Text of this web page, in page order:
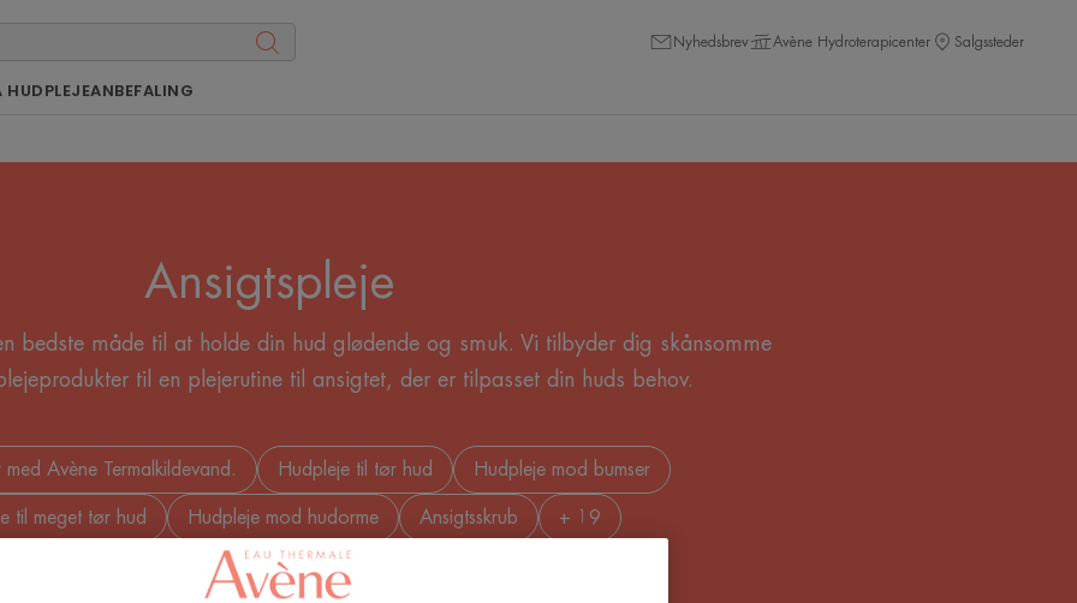
Nyhedsbrev Avène Hydroterapicenter Salgssteder
HUDPLEJEANBEFALING
Ansigtspleje
bedste måde til at holde din hud glødende og smuk. Vi tilbyder dig skånsomme
til en plejerutine til ansigtet, der er tilpasset din huds behov.
med Avène Termalkildevand. Hudpleje til tør hud Hudpleje mod bumser
til meget tør hud Hudpleje mod hudorme Ansigtsskrub + 19